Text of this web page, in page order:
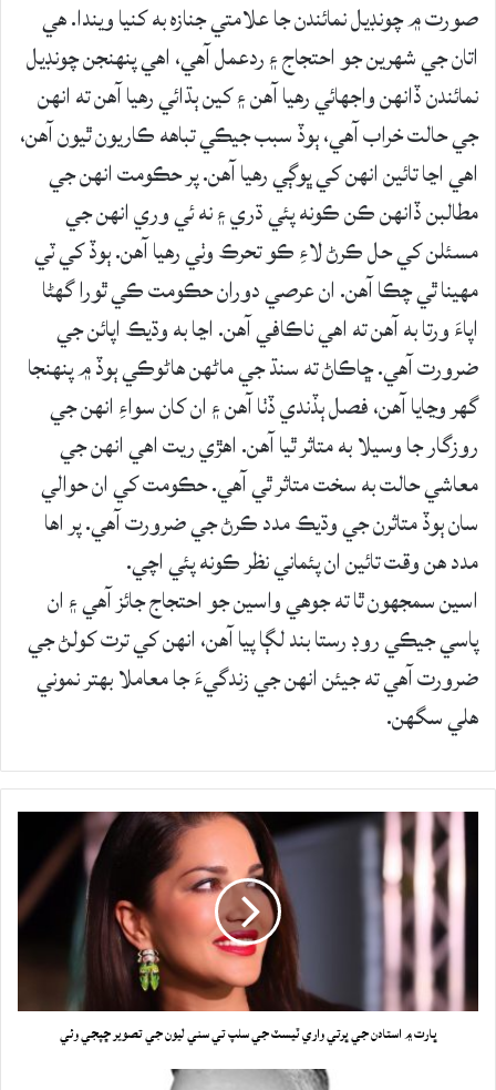
صورت ۾ چونڊيل نمائندن جا علامتي جنازه به کنيا ويندا. هي
اتان جي شهرين جو احتجاج ۽ ردعمل آهي، اهي پنهنجن چونڊيل
نمائندن ڏانهن واجهائي رهيا آهن ۽ کين ٻڌائي رهيا آهن ته انهن
جي حالت خراب آهي، ٻوڏ سبب جيڪي تباهه ڪاريون ٿيون آهن،
اهي اڃا تائين انهن کي ڀوڳي رهيا آهن. پر حڪومت انهن جي
مطالبن ڏانهن ڪن ڪونه پئي ڌري ۽ نه ئي وري انهن جي
مسئلن کي حل ڪرڻ لاءِ ڪو تحرڪ وٺي رهيا آهن. ٻوڏ کي ٽي
مهينا ٿي چڪا آهن. ان عرصي دوران حڪومت ڪي ٿورا گهڻا
اپاءَ ورتا به آهن ته اهي ناڪافي آهن. اڃا به وڌيڪ اپائن جي
ضرورت آهي. ڇاڪاڻ ته سنڌ جي ماڻهن هاڻوڪي ٻوڏ ۾ پنهنجا
گهر وڃايا آهن، فصل ٻڏندي ڏٺا آهن ۽ ان کان سواءِ انهن جي
روزگار جا وسيلا به متاثر ٿيا آهن. اهڙي ريت اهي انهن جي
معاشي حالت به سخت متاثر ٿي آهي. حڪومت کي ان حوالي
سان ٻوڏ متاثرن جي وڌيڪ مدد ڪرڻ جي ضرورت آهي. پر اها
مدد هن وقت تائين ان پئماني نظر ڪونه پئي اچي.
اسين سمجهون ٿا ته جوهي واسين جو احتجاج جائز آهي ۽ ان
پاسي جيڪي روڊ رستا بند لڳا پيا آهن، انهن کي ترت کولڻ جي
ضرورت آهي ته جيئن انهن جي زندگيءَ جا معاملا بهتر نموني
هلي سگهن.
ڀارت ۾ استادن جي ڀرتي واري ٽيسٽ جي سلپ تي سني ليون جي تصوير ڇپجي وئي